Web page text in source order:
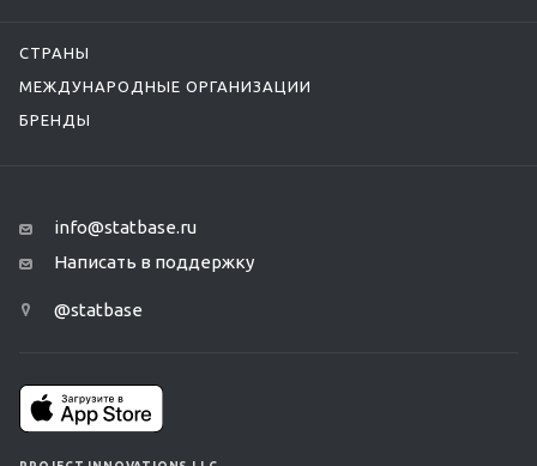
СТРАНЫ
МЕЖДУНАРОДНЫЕ ОРГАНИЗАЦИИ
БРЕНДЫ
info@statbase.ru
Написать в поддержку
@statbase